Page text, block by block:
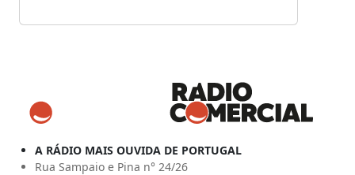
A RÁDIO MAIS OUVIDA DE PORTUGAL
Rua Sampaio e Pina n° 24/26